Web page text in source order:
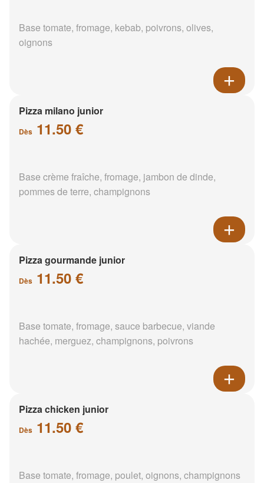
Base tomate, fromage, kebab, poivrons, olives,
oignons
Pizza milano junior
Dès 11.50 €
Base crème fraîche, fromage, jambon de dinde,
pommes de terre, champignons
Pizza gourmande junior
Dès 11.50 €
Base tomate, fromage, sauce barbecue, viande
hachée, merguez, champignons, poivrons
Pizza chicken junior
Dès 11.50 €
Base tomate, fromage, poulet, oignons, champignons